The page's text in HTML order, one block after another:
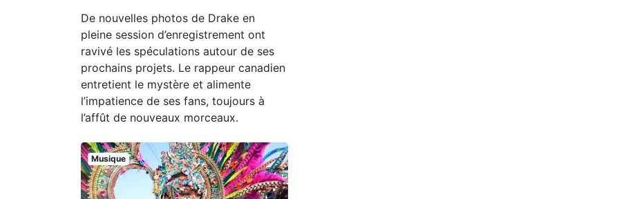
De nouvelles photos de Drake en
pleine session d’enregistrement ont
ravivé les spéculations autour de ses
prochains projets. Le rappeur canadien
entretient le mystère et alimente
l’impatience de ses fans, toujours à
l’affût de nouveaux morceaux.
Musique